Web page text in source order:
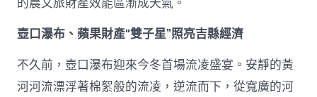
網〉
中
的農文旅財產效能區漸成天氣。
壺口瀑布、蘋果財產“雙子星”照亮吉縣經濟
不久前，壺口瀑布迎來今冬首場流凌盛宴。安靜的黃
河河流漂浮著棉絮般的流凌，逆流而下，從寬廣的河